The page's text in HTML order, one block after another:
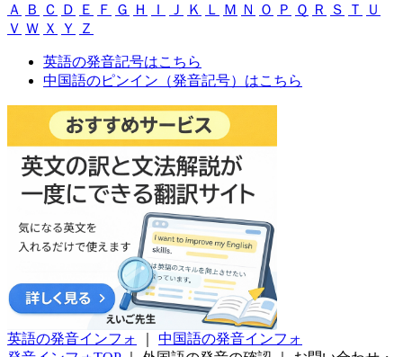
Ａ
Ｂ Ｃ Ｄ Ｅ Ｆ Ｇ Ｈ Ｉ Ｊ Ｋ Ｌ Ｍ Ｎ Ｏ Ｐ Ｑ Ｒ Ｓ Ｔ
Ｕ
Ｖ Ｗ Ｘ Ｙ Ｚ
英語の発音記号はこちら
中国語のピンイン（発音記号）はこちら
英語の発音インフォ
中国語の発音インフォ